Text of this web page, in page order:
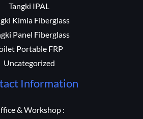
Tangki IPAL
Kimia Fiberglass
Panel Fiberglass
Portable FRP
Uncategorized
Information
& Workshop :